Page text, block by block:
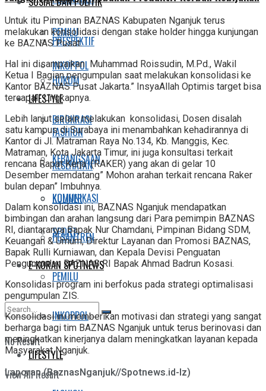
PEMILU
INKOPPOL
LIFESTYLE
FASHION
KESEHATAN
KULINER
SPORT
E-KORAN SPOTNEWS
No Result
View All Result
PRESPEKTIF
HUKUM
BIROKRASI
KEBANGSAAN
KOMUNIKASI
PESANTREN
PEMILU
INKOPPOL
LIFESTYLE
Untuk itu Pimpinan BAZNAS Kabupaten Nganjuk terus
melakukan konsolidasi dengan stake holder hingga kunjungan
ke BAZNAS Pusat.
Hal ini disampaikan Muhammad Roissudin, M.Pd., Wakil
Ketua I Bagian pengumpulan saat melakukan konsolidasi ke
Kantor BAZNAS Pusat Jakarta.” InsyaAllah Optimis target bisa
tercapai” Ungkapnya.
Lebih lanjut selain melakukan konsolidasi, Dosen disalah
satu kampus di Surabaya ini menambahkan kehadirannya di
Kantor di Jl. Matraman Raya No.134, Kb. Manggis, Kec.
Matraman, Kota Jakarta Timur, ini juga konsultasi terkait
rencana Rapat Kerja (RAKER) yang akan di gelar 10
Desember memdatang” Mohon arahan terkait rencana Raker
bulan depan” Imbuhnya.
Dalam konsolidasi ini, BAZNAS Nganjuk mendapatkan
bimbingan dan arahan langsung dari Para pemimpin BAZNAS
RI, diantaranya Bapak Nur Chamdani, Pimpinan Bidang SDM,
Keuangan & Umum, Direktur Layanan dan Promosi BAZNAS,
Bapak Rulli Kurniawan, dan Kepala Devisi Penguatan
Pengumpulan BAZNAS RI Bapak Ahmad Badrun Kosasi.
Konsolidasi program ini berfokus pada strategi optimalisasi
pengumpulan ZIS.
Konsolidasi ini memberikan motivasi dan strategi yang sangat
berharga bagi tim BAZNAS Nganjuk untuk terus berinovasi dan
meningkatkan kinerjanya dalam meningkatkan layanan kepada
Masyarakat Nganjuk.
Laporan (BaznasNganjuk//Spotnews.id-Iz)